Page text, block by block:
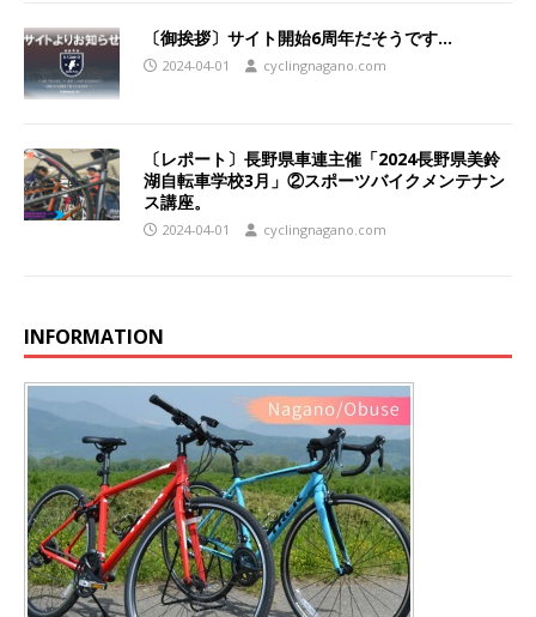
〔御挨拶〕サイト開始6周年だそうです…
2024-04-01 cyclingnagano.com
〔レポート〕長野県車連主催「2024長野県美鈴
湖自転車学校3月」②スポーツバイクメンテナン
ス講座。
2024-04-01 cyclingnagano.com
INFORMATION